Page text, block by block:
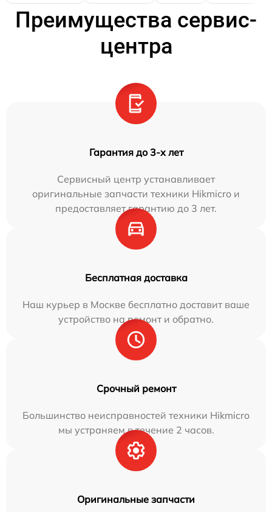
Преимущества сервис-
центра
Гарантия до 3-х лет
Сервисный центр устанавливает
оригинальные запчасти техники Hikmicro и
предоставляет гарантию до 3 лет.
Бесплатная доставка
Наш курьер в Москве бесплатно доставит ваше
устройство на ремонт и обратно.
Срочный ремонт
Большинство неисправностей техники Hikmicro
мы устраняем в течение 2 часов.
Оригинальные запчасти